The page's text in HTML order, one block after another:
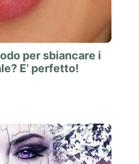
per sbiancare i
E’ perfetto!